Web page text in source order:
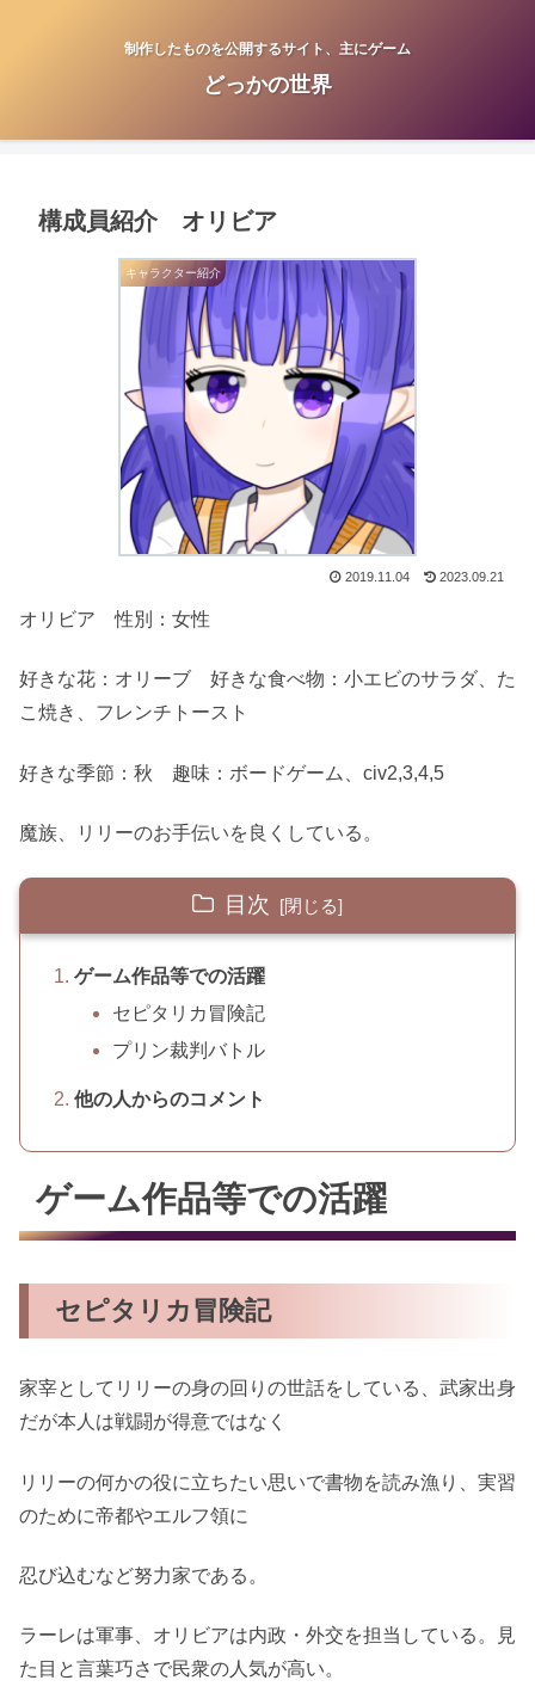
制作したものを公開するサイト、主にゲーム
どっかの世界
構成員紹介 オリビア
キャラクター紹介
2019.11.04 2023.09.21
オリビア 性別：女性
好きな花：オリーブ 好きな食べ物：小エビのサラダ、た
こ焼き、フレンチトースト
好きな季節：秋 趣味：ボードゲーム、civ2,3,4,5
魔族、リリーのお手伝いを良くしている。
目次
ゲーム作品等での活躍
セピタリカ冒険記
プリン裁判バトル
他の人からのコメント
ゲーム作品等での活躍
セピタリカ冒険記
家宰としてリリーの身の回りの世話をしている、武家出身
だが本人は戦闘が得意ではなく
リリーの何かの役に立ちたい思いで書物を読み漁り、実習
のために帝都やエルフ領に
忍び込むなど努力家である。
ラーレは軍事、オリビアは内政・外交を担当している。見
た目と言葉巧さで民衆の人気が高い。